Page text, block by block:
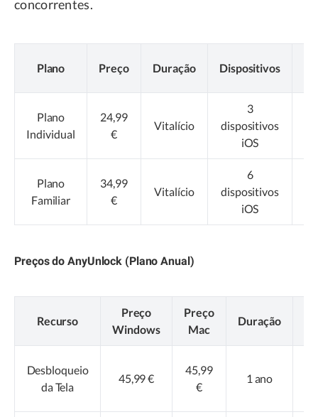
concorrentes.
Plano Preço Duração Dispositivos
Plano
Individual
24,99
€
Vitalício
3
dispositivos
iOS
Plano
Familiar
34,99
€
Vitalício
6
dispositivos
iOS
Preços do AnyUnlock (Plano Anual)
Recurso
Preço
Windows
Preço
Mac
Duração
Desbloqueio
da Tela
45,99 €
45,99
€
1 ano